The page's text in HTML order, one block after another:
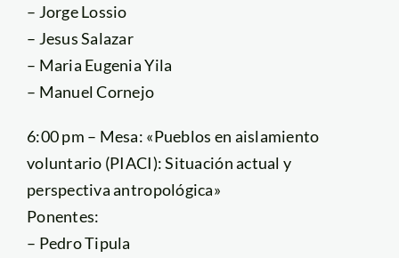
– Jorge Lossio
– Jesus Salazar
– Maria Eugenia Yila
– Manuel Cornejo
6:00 pm – Mesa: «Pueblos en aislamiento
voluntario (PIACI): Situación actual y
perspectiva antropológica»
Ponentes:
– Pedro Tipula